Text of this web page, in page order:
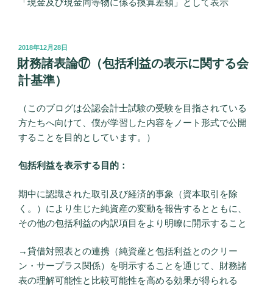
「現金及び現金同等物に係る換算差額」として表示
投
稿
日:
2018年12月28日
財務諸表論⑰（包括利益の表示に関する会
計基準）
（このブログは公認会計士試験の受験を目指されている
方たちへ向けて、僕が学習した内容をノート形式で公開
することを目的としています。）
包括利益を表示する目的：
期中に認識された取引及び経済的事象（資本取引を除
く。）により生じた純資産の変動を報告するとともに、
その他の包括利益の内訳項目をより明瞭に開示すること
→貸借対照表との連携（純資産と包括利益とのクリー
ン・サープラス関係）を明示することを通じて、財務諸
表の理解可能性と比較可能性を高める効果が得られる